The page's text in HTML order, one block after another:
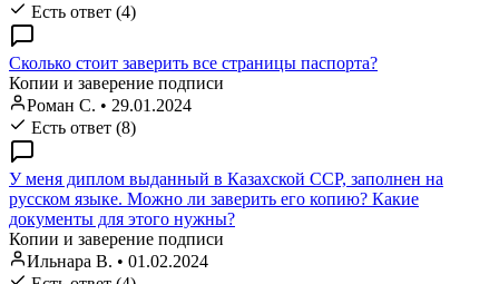
Есть ответ (4)
Сколько стоит заверить все страницы паспорта?
Копии и заверение подписи
Роман С. • 29.01.2024
Есть ответ (8)
У меня диплом выданный в Казахской ССР, заполнен на
русском языке. Можно ли заверить его копию? Какие
документы для этого нужны?
Копии и заверение подписи
Ильнара В. • 01.02.2024